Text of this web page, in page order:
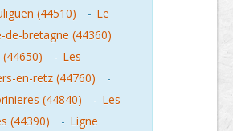
(44510)
- Le
de-bretagne (44360)
(44650) - Les
en-retz (44760)
-
(44840)
- Les
(44390)
- Ligne